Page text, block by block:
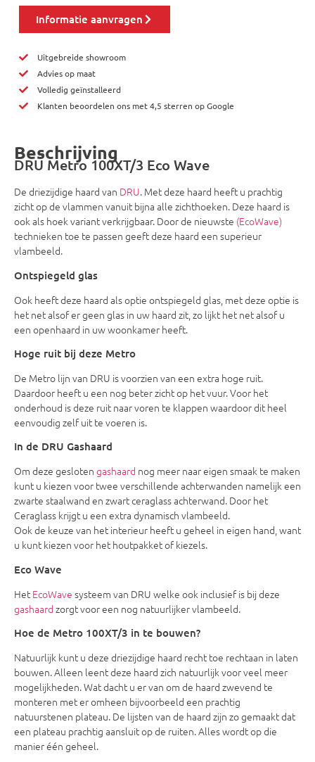
Informatie aanvragen
Uitgebreide showroom
Advies op maat
Volledig geïnstalleerd
Klanten beoordelen ons met 4,5 sterren op Google
Beschrijving
DRU Metro 100XT/3 Eco Wave
De driezijdige haard van DRU. Met deze haard heeft u prachtig
zicht op de vlammen vanuit bijna alle zichthoeken. Deze haard is
ook als hoek variant verkrijgbaar. Door de nieuwste (EcoWave)
technieken toe te passen geeft deze haard een superieur
vlambeeld.
Ontspiegeld glas
Ook heeft deze haard als optie ontspiegeld glas, met deze optie is
het net alsof er geen glas in uw haard zit, zo lijkt het net alsof u
een openhaard in uw woonkamer heeft.
Hoge ruit bij deze Metro
De Metro lijn van DRU is voorzien van een extra hoge ruit.
Daardoor heeft u een nog beter zicht op het vuur. Voor het
onderhoud is deze ruit naar voren te klappen waardoor dit heel
eenvoudig zelf uit te voeren is.
In de DRU Gashaard
Om deze gesloten gashaard nog meer naar eigen smaak te maken
kunt u kiezen voor twee verschillende achterwanden namelijk een
zwarte staalwand en zwart ceraglass achterwand. Door het
Ceraglass krijgt u een extra dynamisch vlambeeld.
Ook de keuze van het interieur heeft u geheel in eigen hand, want
u kunt kiezen voor het houtpakket of kiezels.
Eco Wave
Het EcoWave systeem van DRU welke ook inclusief is bij deze
gashaard zorgt voor een nog natuurlijker vlambeeld.
Hoe de Metro 100XT/3 in te bouwen?
Natuurlijk kunt u deze driezijdige haard recht toe rechtaan in laten
bouwen. Alleen leent deze haard zich natuurlijk voor veel meer
mogelijkheden. Wat dacht u er van om de haard zwevend te
monteren met er omheen bijvoorbeeld een prachtig
natuurstenen plateau. De lijsten van de haard zijn zo gemaakt dat
een plateau prachtig aansluit op de ruiten. Alles wordt op die
manier één geheel.